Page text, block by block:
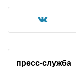
пресс-служба